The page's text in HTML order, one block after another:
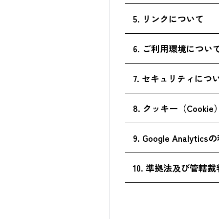
スリリースなどを閲覧
売買等を行った時には
は、私的使用その他、
せん。本サイトに掲載さ
せん。
(2) 本サイトの運営の
(3) 本サイトには、予
(4) 本サイトには、全
もそれらを保証す
5. リンクについて
(1) 本サイトから他サ
本サイトから、リ
ありませんので、
(2) 他サイトから本サ
リンクをご希望の
トへのリンクは、
と第三者の間に何
1.
リンク先とし
これら以外の
6. ご利用環境につい
本サイトはMicrosoft
7. セキュリティにつ
本サイトでは、お客さ
みを継続的に実施して
【暗号化通信方式
当社ホームページでは
現在、暗号化方式とし
8. クッキー（Cookie
本サイトでは、お客さ
また、本サイトのアク
とがあります。
本サイトで使用するク
ブラウザの設定によ
9. Google Analytics
本サイトでは、利用状
Google Analyticsは、ク
10. 準拠法及び管轄裁